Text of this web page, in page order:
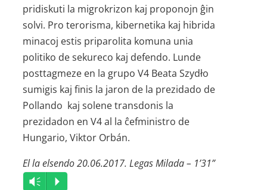
pridiskuti la migrokrizon kaj proponojn ĝin
solvi. Pro terorisma, kibernetika kaj hibrida
minacoj estis priparolita komuna unia
politiko de sekureco kaj defendo. Lunde
posttagmeze en la grupo V4 Beata Szydło
sumigis kaj finis la jaron de la prezidado de
Pollando kaj solene transdonis la
prezidadon en V4 al la ĉefministro de
Hungario, Viktor Orbán.
El la elsendo 20.06.2017. Legas Milada – 1’31”
Audio
Vm P